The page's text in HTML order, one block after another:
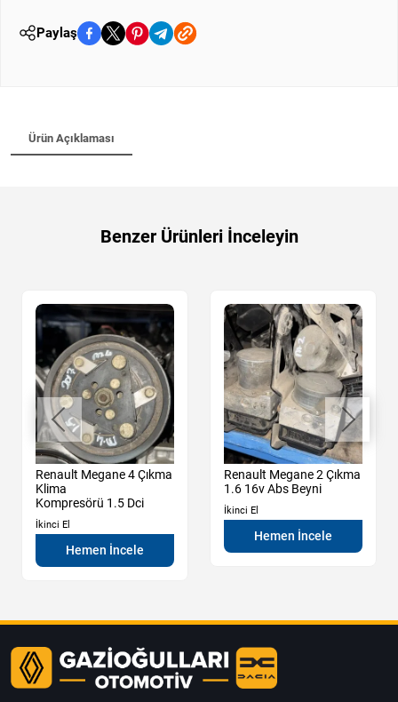
Paylaş
Ürün Açıklaması
Benzer Ürünleri İnceleyin
Renault Megane 4 Çıkma
Klima
Kompresörü 1.5 Dci
İkinci El
Hemen İncele
Renault Megane 2 Çıkma
1.6 16v Abs Beyni
İkinci El
Hemen İncele